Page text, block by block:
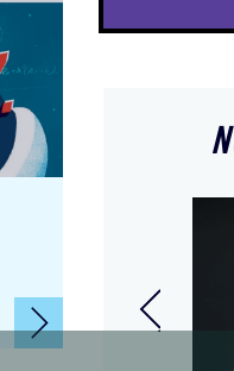
Expert-comptable
Associée